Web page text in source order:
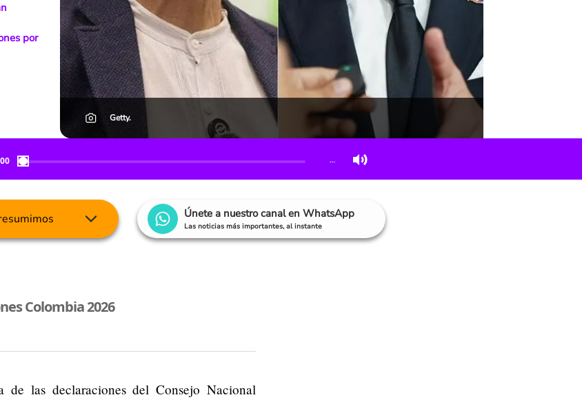
por
Getty.
…
Únete a nuestro canal en WhatsApp
Las noticias más importantes, al instante
Colombia 2026
las declaraciones del Consejo Nacional